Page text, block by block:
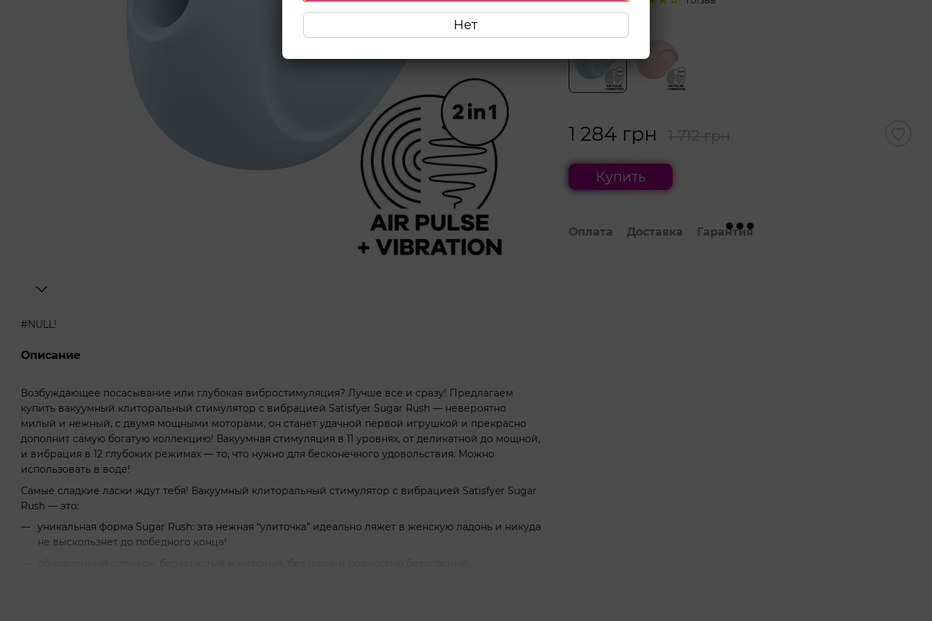
#NULL!
Описание
Возбуждающее посасывание или глубокая вибростимуляция? Лучше все и сразу! Предлагаем
купить вакуумный клиторальный стимулятор с вибрацией Satisfyer Sugar Rush — невероятно
милый и нежный, с двумя мощными моторами, он станет удачной первой игрушкой и прекрасно
дополнит самую богатую коллекцию! Вакуумная стимуляция в 11 уровнях, от деликатной до мощной,
и вибрация в 12 глубоких режимах — то, что нужно для бесконечного удовольствия. Можно
использовать в воде!
Самые сладкие ласки ждут тебя! Вакуумный клиторальный стимулятор с вибрацией Satisfyer Sugar
Rush — это:
уникальная форма Sugar Rush: эта нежная “улиточка” идеально ляжет в женскую ладонь и никуда
не выскользнет до победного конца!
1 284 грн 1 712 грн
Купить
Оплата Доставка Гарантия
Нет